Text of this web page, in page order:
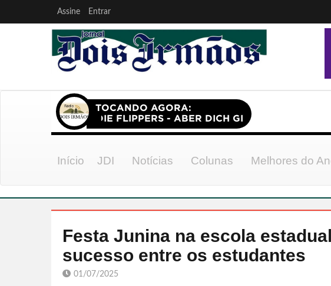
Assine Entrar
Início JDI Notícias Colunas Melhores do
Festa Junina na escola
sucesso entre os estudantes
01/07/2025